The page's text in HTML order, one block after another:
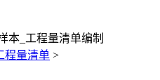
程量清单 >